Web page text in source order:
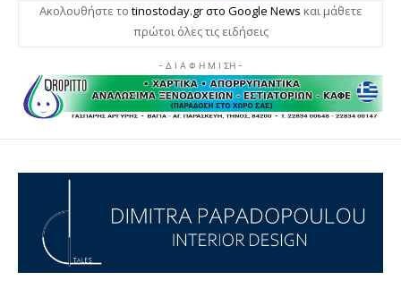
Ακολουθήστε το tinostoday.gr στο Google News και μάθετε
πρώτοι όλες τις ειδήσεις
- Δ Ι Α Φ Η Μ Ι ΣΗ -